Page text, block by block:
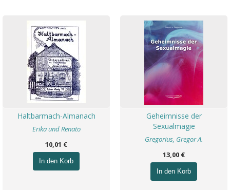
Haltbarmach-Almanach
Erika und Renato
10,01 €
In den Korb
Geheimnisse der
Sexualmagie
Gregorius, Gregor A.
13,00 €
In den Korb